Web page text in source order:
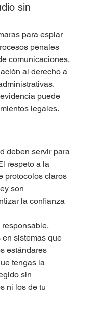
sin
para espiar
penales
comunicaciones,
al derecho a
puede
legales.
deben servir para
respeto a la
protocolos claros
son
la confianza
en sistemas que
estándares
tengas la
sin
ni los de tu